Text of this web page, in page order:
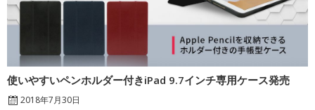
使いやすいペンホルダー付きiPad 9.7インチ専用ケース発売
2018年7月30日